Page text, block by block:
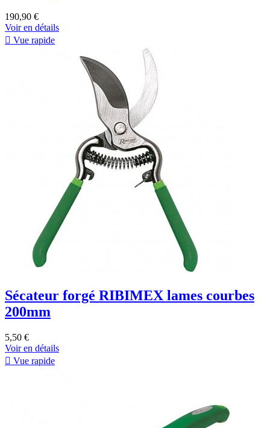
190,90 €
Voir en détails
 Vue rapide
Sécateur forgé RIBIMEX lames courbes
200mm
5,50 €
Voir en détails
 Vue rapide